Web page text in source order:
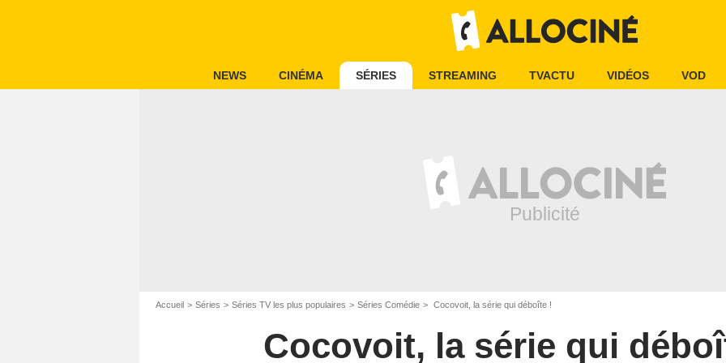
NEWS CINÉMA SÉRIES STREAMING TVACTU VIDÉOS VOD
Accueil Séries Séries TV les plus populaires Séries Comédie Cocovoit, la série qui déboîte !
Cocovoit, la série qui